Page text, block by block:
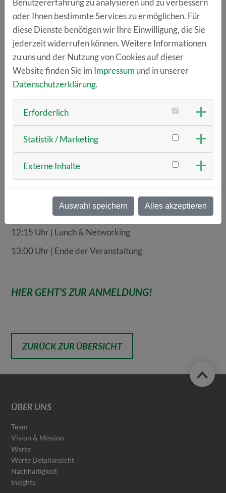
Programm:
09:00 Uhr | Eintreffen der Gäste
09:30 Uhr | Begrüßung
09:45 Uhr |Kritische Zuversicht: Was uns hilft, nach
vorne zu denken.Katharina Ehrenmüller
makefuture.today, Linz
Psychologie und Design die Human-Centered AI von
10:45 Uhr |KI erfolgreich skalieren: Wie die Witt-
Gruppe Innovation im Unternehmen verankert.Jan
Witt-Gruppe Weiden
11:15 Uhr | Werksführung Krones AG
12:15 Uhr | Lunch & Networking
13:00 Uhr | Ende der Veranstaltung
HIER GEHT'S ZUR ANMELDUNG!
ZURÜCK ZUR ÜBERSICHT
ÜBER UNS
Team
Vision & Mission
Werte
Werte Detailansicht
Nachhaltigkeit
Insights
oder Ihnen bestimmte Services zu ermöglichen. Für
diese Dienste benötigen wir Ihre Einwilligung, die Sie
jederzeit widerrufen können. Weitere Informationen
zu uns und der Nutzung von Cookies auf dieser
Website finden Sie im Impressum und in unserer
Datenschutzerklärung.
Erforderlich
Statistik / Marketing
Externe Inhalte
Auswahl speichern Alles akzeptieren